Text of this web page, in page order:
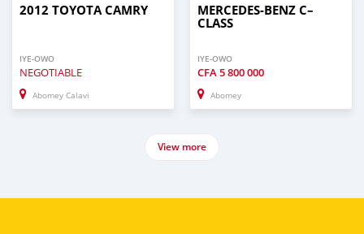
2012 TOYOTA CAMRY
IYE-OWO
NEGOTIABLE
Abomey Calavi
MERCEDES-BENZ C–
CLASS
IYE-OWO
CFA5 800 000
Abomey
View more